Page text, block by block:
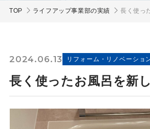
TOP ライフアップ事業部の実績 長く使っ
2024.06.13 リフォーム・リノベーショ
長く使ったお風呂を新